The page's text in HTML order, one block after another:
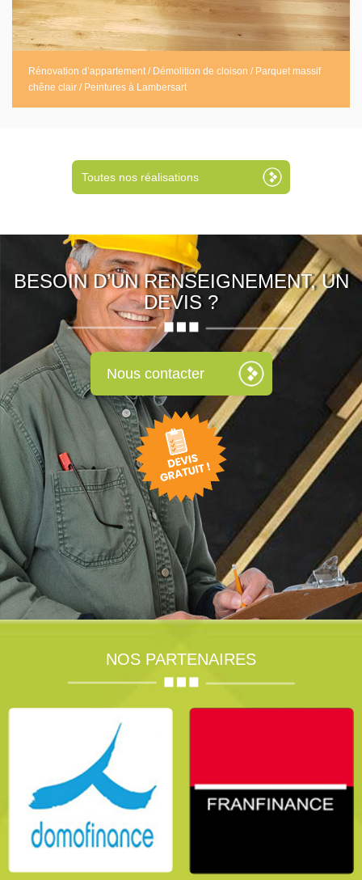
Rénovation d’appartement / Démolition de cloison / Parquet massif
chêne clair / Peintures à Lambersart
Toutes nos réalisations
BESOIN D’UN RENSEIGNEMENT, UN
DEVIS ?
Nous contacter
NOS PARTENAIRES